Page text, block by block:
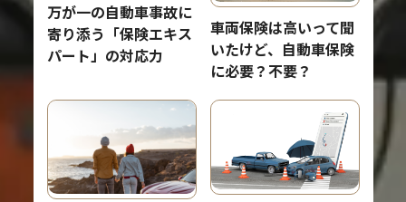
万が一の自動車事故に
寄り添う「保険エキス
パート」の対応力
車両保険は高いって聞
いたけど、自動車保険
に必要？不要？